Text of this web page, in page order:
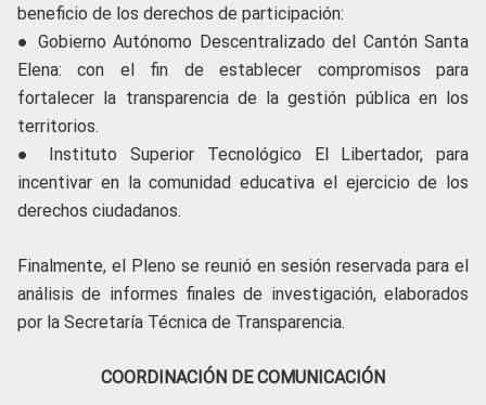
beneficio de los derechos de participación:
● Gobierno Autónomo Descentralizado del Cantón Santa
Elena: con el fin de establecer compromisos para
fortalecer la transparencia de la gestión pública en los
territorios.
● Instituto Superior Tecnológico El Libertador, para
incentivar en la comunidad educativa el ejercicio de los
derechos ciudadanos.
Finalmente, el Pleno se reunió en sesión reservada para el
análisis de informes finales de investigación, elaborados
por la Secretaría Técnica de Transparencia.
COORDINACIÓN DE COMUNICACIÓN